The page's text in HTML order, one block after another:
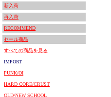
新入荷
再入荷
RECOMMEND
セール商品
すべての商品を見る
IMPORT
PUNK/OI
HARD CORE/CRUST
OLD/NEW SCHOOL